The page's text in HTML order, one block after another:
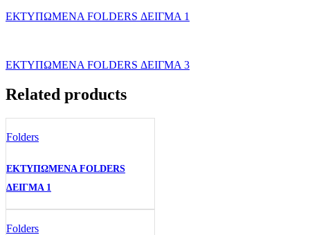
ΕΚΤΥΠΩΜΕΝΑ FOLDERS ΔΕΙΓΜΑ 1
ΕΚΤΥΠΩΜΕΝΑ FOLDERS ΔΕΙΓΜΑ 3
Related products
Folders
ΕΚΤΥΠΩΜΕΝΑ FOLDERS
ΔΕΙΓΜΑ 1
Folders